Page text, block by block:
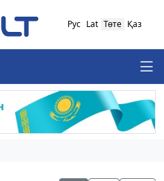
Қаз
Төте
Lat
Рус